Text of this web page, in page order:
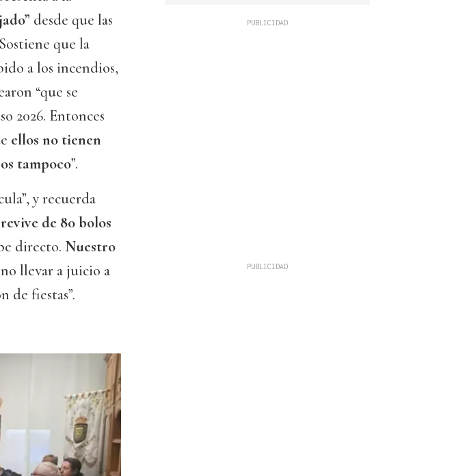
desde que las
que la
a los incendios,
“que se
2026. Entonces
ellos no tienen
tampoco”.
y recuerda
de 80 bolos
directo. Nuestro
llevar a juicio a
de fiestas”.